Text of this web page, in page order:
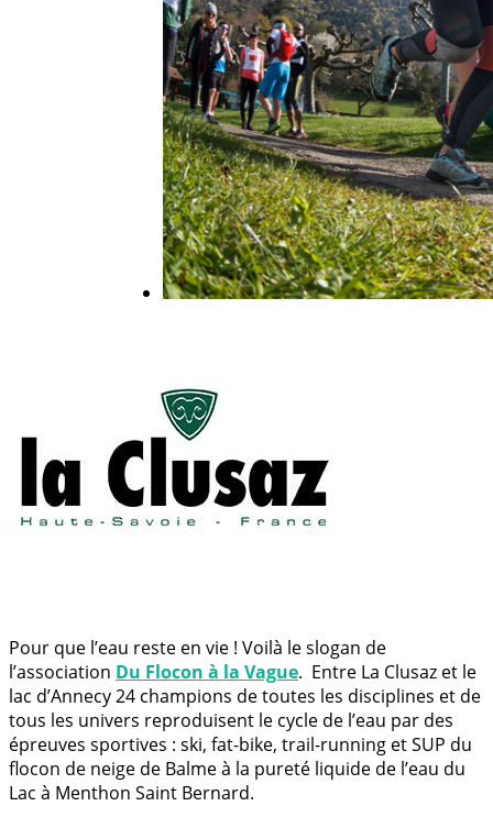
Pour que l’eau reste en vie ! Voilà le slogan de
l’association Du Flocon à la Vague. Entre La Clusaz et le
lac d’Annecy 24 champions de toutes les disciplines et de
tous les univers reproduisent le cycle de l’eau par des
épreuves sportives : ski, fat-bike, trail-running et SUP du
flocon de neige de Balme à la pureté liquide de l’eau du
Lac à Menthon Saint Bernard.